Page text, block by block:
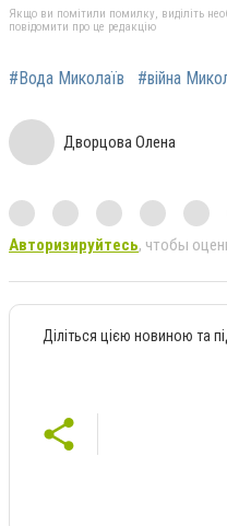
Якщо ви помітили помилку, виділіть
повідомити про це редакцію
#Вода Миколаїв #війна
Дворцова Олена
Авторизируйтесь, чтобы
Діліться цією новиною та